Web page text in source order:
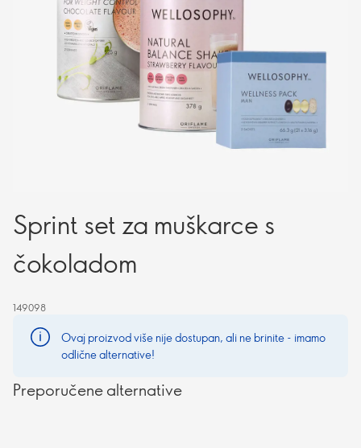
Sprint set za muškarce s
čokoladom
149098
Ovaj proizvod više nije dostupan, ali ne brinite - imamo
odlične alternative!
Preporučene alternative